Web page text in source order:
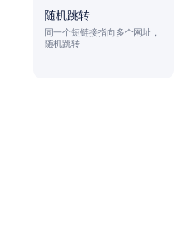
随机跳转
同一个短链接指向多个网址，
随机跳转